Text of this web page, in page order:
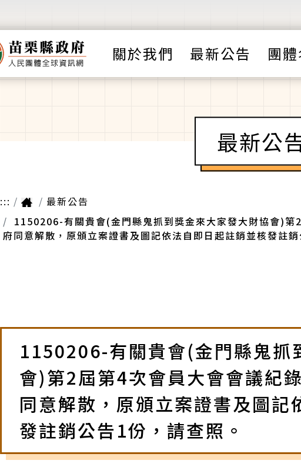
關於我們 最新公告 團
最新公
:::
最新公告
1150206-有關貴會(金門縣鬼抓到獎金來大家發大財協會)第
府同意解散，原頒立案證書及圖記依法自即日起註銷並核發註
1150206-有關貴會(金門縣鬼抓
會)第2屆第4次會員大會會議紀
同意解散，原頒立案證書及圖記
發註銷公告1份，請查照。